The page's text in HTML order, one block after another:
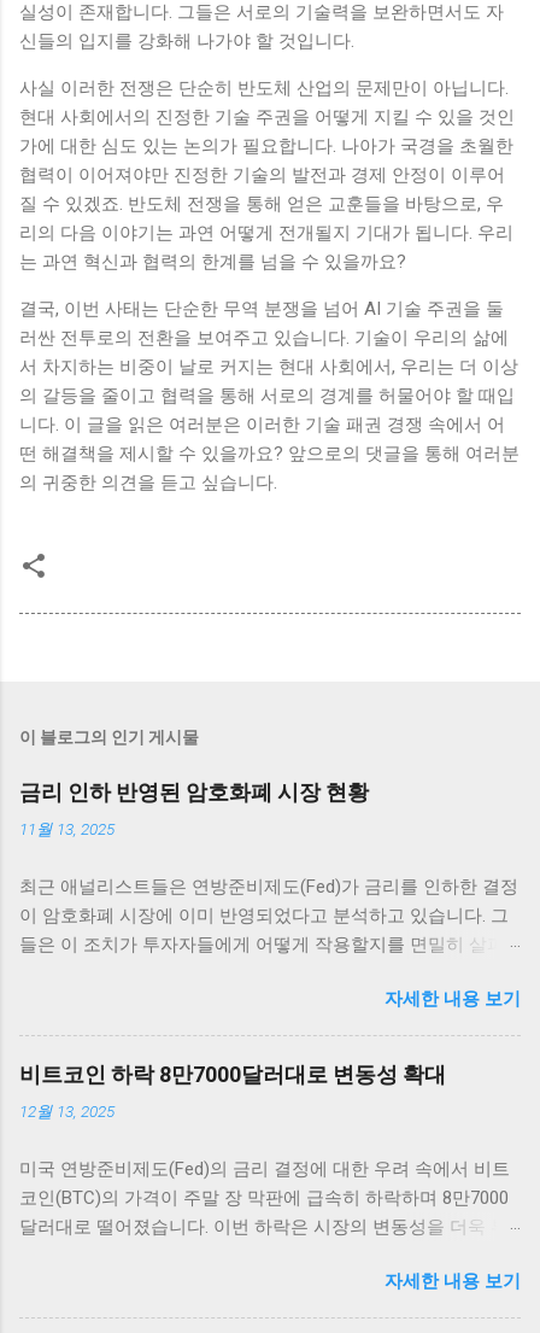
실성이 존재합니다. 그들은 서로의 기술력을 보완하면서도 자
신들의 입지를 강화해 나가야 할 것입니다.
사실 이러한 전쟁은 단순히 반도체 산업의 문제만이 아닙니다.
현대 사회에서의 진정한 기술 주권을 어떻게 지킬 수 있을 것인
가에 대한 심도 있는 논의가 필요합니다. 나아가 국경을 초월한
협력이 이어져야만 진정한 기술의 발전과 경제 안정이 이루어
질 수 있겠죠. 반도체 전쟁을 통해 얻은 교훈들을 바탕으로, 우
리의 다음 이야기는 과연 어떻게 전개될지 기대가 됩니다. 우리
는 과연 혁신과 협력의 한계를 넘을 수 있을까요?
결국, 이번 사태는 단순한 무역 분쟁을 넘어 AI 기술 주권을 둘
러싼 전투로의 전환을 보여주고 있습니다. 기술이 우리의 삶에
서 차지하는 비중이 날로 커지는 현대 사회에서, 우리는 더 이상
의 갈등을 줄이고 협력을 통해 서로의 경계를 허물어야 할 때입
니다. 이 글을 읽은 여러분은 이러한 기술 패권 경쟁 속에서 어
떤 해결책을 제시할 수 있을까요? 앞으로의 댓글을 통해 여러분
의 귀중한 의견을 듣고 싶습니다.
이 블로그의 인기 게시물
금리 인하 반영된 암호화폐 시장 현황
11월 13, 2025
최근 애널리스트들은 연방준비제도(Fed)가 금리를 인하한 결정
이 암호화폐 시장에 이미 반영되었다고 분석하고 있습니다. 그
들은 이 조치가 투자자들에게 어떻게 작용할지를 면밀히 살펴
이 여전히 불확실하다고 전하며 주목받고 있습니다. 암호화폐
시장의 반응 암호화폐 시장은 매우 흥미로운 반응을 보이고 있
습니다. 최근 연방준비제도(Fed)의 금리 인하 발표 이후, 여러
주요 암호화폐의 가격이 즉각적으로 상승세를 타기 시작했습니
다. 이러한 상승세는 애널리스트들에 의하면 이미 시장에 반영
을 살펴보면, 단기적인 가격 변동 범위 내에서 긍정적인 움직임
을 보여 주고 있습니다. 금리 인하 발표가 나자, 비트코인은 약
5% 이상 상승하면서 투자자들에게 희망적인 신호를 전달했습
응하는 것은 상당히 흥미로운 일이며, 앞으로의 동향에 대한 논
의가 필요합니다. 그 외에도 이더리움, 리플 등 다른 암호화폐들
자세한 내용 보기
비트코인 하락 8만7000달러대로 변동성 확대
12월 13, 2025
미국 연방준비제도(Fed)의 금리 결정에 대한 우려 속에서 비트
코인(BTC)의 가격이 주말 장 막판에 급속히 하락하며 8만7000
달러대로 떨어졌습니다. 이번 하락은 시장의 변동성을 더욱 부
다. 이러한 변화는 비트코인 및 암호화폐 시장 전체에 큰 영향을
미칠 것으로 보입니다. 비트코인 하락 배경: FOMC와 시장 반응
자세한 내용 보기